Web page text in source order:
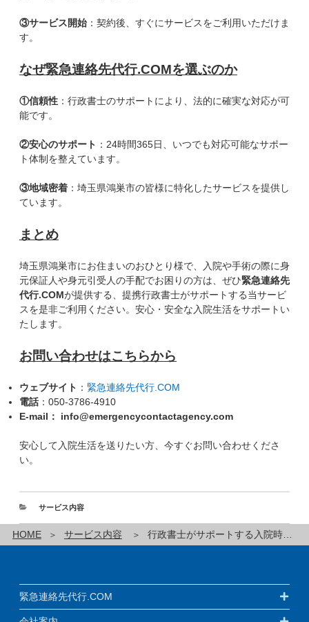
③サービス開始 ：契約後、すぐにサービスをご利用いただけま
す。
なぜ緊急連絡先代行.COMを選ぶのか
①信頼性 ：行政書士のサポートにより、法的に確実な対応が可
能です。
②安心のサポート ：24時間365日、いつでも対応可能なサポー
ト体制を整えています。
③地域密着 ：埼玉県鴻巣市の皆様に特化したサービスを提供し
ています。
まとめ
埼玉県鴻巣市にお住まいのおひとり様で、入院や手術の際に身
元保証人や身元引受人の手配でお困りの方は、ぜひ緊急連絡先
代行.COMが提供する、提携行政書士がサポートする当サービ
スを是非ご利用ください。安心・安全な入院生活をサポートい
たします。
お問い合わせはこちらから
ウェブサイト ： 緊急連絡先代行.COM
電話：050-3786-4910
E-mail ： info@emergencycontactagency.com
安心して入院生活を送りたい方、今すぐお問い合わせくださ
い。
サービス内容
HOME サービス内容 行政書士がサポートする入院時身元引受人代行（身元保証人代行）サービス：埼玉県鴻巣市の皆様へ
緊急連絡先代行.COM